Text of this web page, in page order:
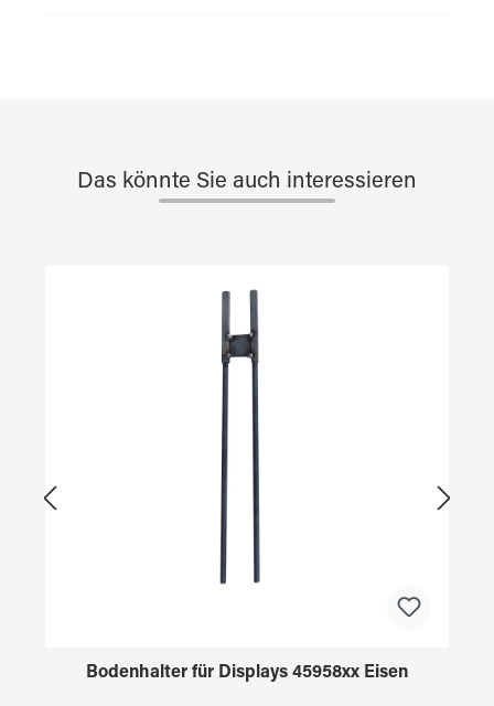
Das könnte Sie auch interessieren
Bodenhalter für Displays 45958xx Eisen